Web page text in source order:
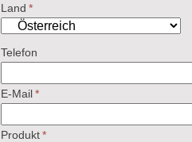
Land *
Telefon
E-Mail*
Produkt*